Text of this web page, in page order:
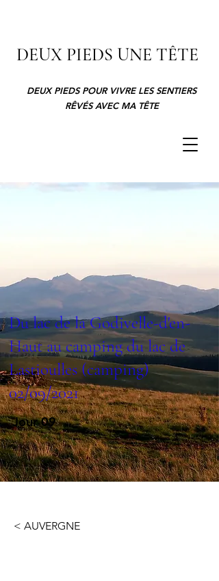
DEUX PIEDS UNE TÊTE
DEUX PIEDS POUR VIVRE LES SENTIERS
RÊVÉS AVEC MA TÊTE
Du lac de la Godivelle-d'en-
Haut au camping du lac de
Lastioulles (camping)
02/09/2021
Jour 09
< AUVERGNE